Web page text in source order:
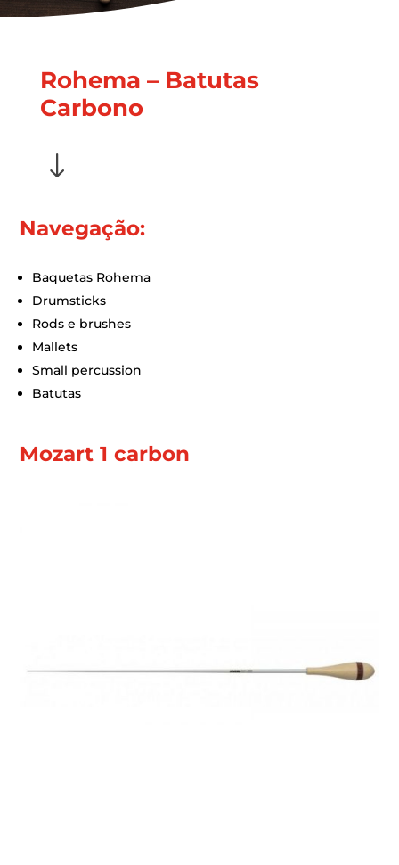
Rohema – Batutas
Carbono
"
Navegação:
Baquetas Rohema
Drumsticks
Rods e brushes
Mallets
Small percussion
Batutas
Mozart 1 carbon